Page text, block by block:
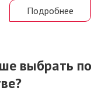
Подробнее
выбрать